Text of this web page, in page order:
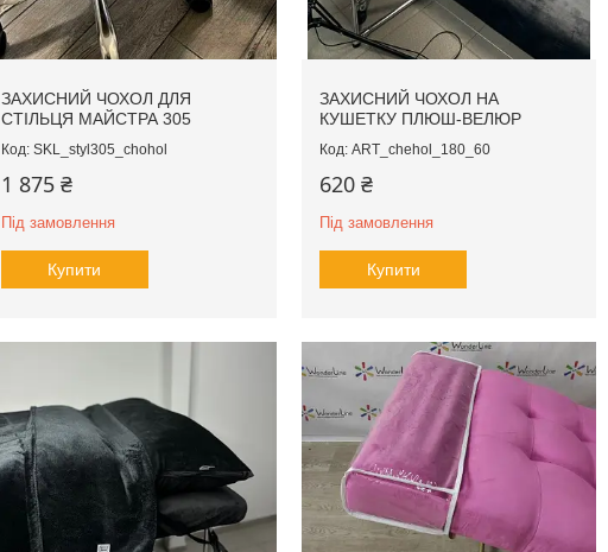
ЗАХИСНИЙ ЧОХОЛ ДЛЯ
СТІЛЬЦЯ МАЙСТРА 305
SKL_styl305_chohol
1 875 ₴
Під замовлення
Купити
ЗАХИСНИЙ ЧОХОЛ НА
КУШЕТКУ ПЛЮШ-ВЕЛЮР
ART_chehol_180_60
620 ₴
Під замовлення
Купити